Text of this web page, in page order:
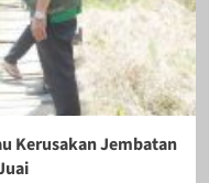
Kerusakan Jembatan